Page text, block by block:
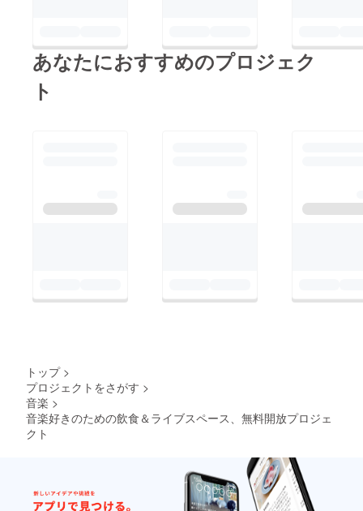
あなたにおすすめのプロジェク
ト
トップ >
プロジェクトをさがす >
音楽 >
音楽好きのための飲食＆ライブスペース、無料開放プロジェ
クト